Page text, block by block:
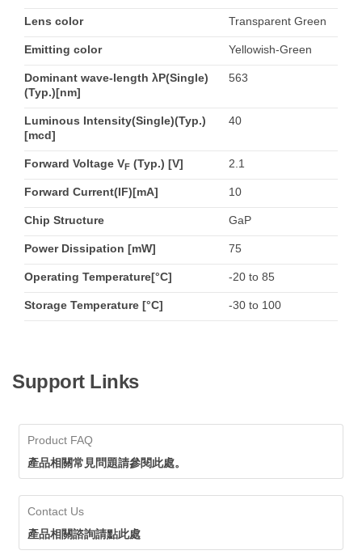
Lens color Transparent Green
Emitting color Yellowish-Green
Dominant wave-length λP(Single)
(Typ.)[nm]
563
Luminous Intensity(Single)(Typ.)
[mcd]
40
Forward Voltage VF (Typ.) [V] 2.1
Forward Current(IF)[mA] 10
Chip Structure GaP
Power Dissipation [mW] 75
Operating Temperature[°C] -20 to 85
Storage Temperature [°C] -30 to 100
Support Links
Product FAQ
產品相關常見問題請參閱此處。
Contact Us
產品相關諮詢請點此處